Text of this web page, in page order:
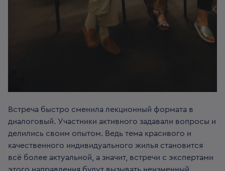
Встреча быстро сменила лекционный формата в
диалоговый. Участники активного задавали вопросы и
делились своим опытом. Ведь тема красивого и
качественного индивидуального жилья становится
всё более актуальной, а значит, встречи с экспертами